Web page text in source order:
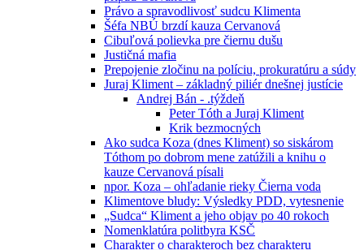
Právo a spravodlivosť sudcu Klimenta
Šéfa NBÚ brzdí kauza Cervanová
Cibuľová polievka pre čiernu dušu
Justičná mafia
Prepojenie zločinu na políciu, prokuratúru a súdy
Juraj Kliment – základný piliér dnešnej justície
Andrej Bán - .týždeň
Peter Tóth a Juraj Kliment
Krik bezmocných
Ako sudca Koza (dnes Kliment) so siskárom
Tóthom po dobrom mene zatúžili a knihu o
kauze Cervanová písali
npor. Koza – ohľadanie rieky Čierna voda
Klimentove bludy: Výsledky PDD, vytesnenie
„Sudca“ Kliment a jeho objav po 40 rokoch
Nomenklatúra politbyra KSČ
Charakter o charakteroch bez charakteru